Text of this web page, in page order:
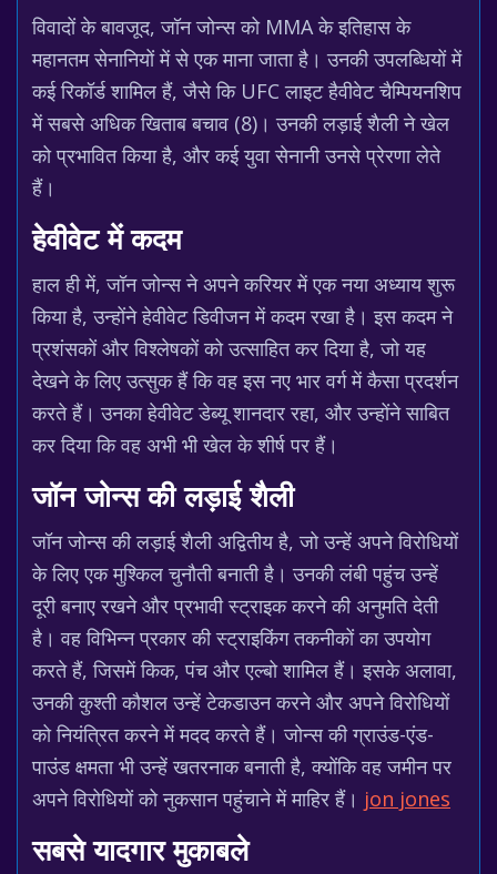
विवादों के बावजूद, जॉन जोन्स को MMA के इतिहास के
महानतम सेनानियों में से एक माना जाता है। उनकी उपलब्धियों में
कई रिकॉर्ड शामिल हैं, जैसे कि UFC लाइट हैवीवेट चैम्पियनशिप
में सबसे अधिक खिताब बचाव (8)। उनकी लड़ाई शैली ने खेल
को प्रभावित किया है, और कई युवा सेनानी उनसे प्रेरणा लेते
हैं।
हेवीवेट में कदम
हाल ही में, जॉन जोन्स ने अपने करियर में एक नया अध्याय शुरू
किया है, उन्होंने हेवीवेट डिवीजन में कदम रखा है। इस कदम ने
प्रशंसकों और विश्लेषकों को उत्साहित कर दिया है, जो यह
देखने के लिए उत्सुक हैं कि वह इस नए भार वर्ग में कैसा प्रदर्शन
करते हैं। उनका हेवीवेट डेब्यू शानदार रहा, और उन्होंने साबित
कर दिया कि वह अभी भी खेल के शीर्ष पर हैं।
जॉन जोन्स की लड़ाई शैली
जॉन जोन्स की लड़ाई शैली अद्वितीय है, जो उन्हें अपने विरोधियों
के लिए एक मुश्किल चुनौती बनाती है। उनकी लंबी पहुंच उन्हें
दूरी बनाए रखने और प्रभावी स्ट्राइक करने की अनुमति देती
है। वह विभिन्न प्रकार की स्ट्राइकिंग तकनीकों का उपयोग
करते हैं, जिसमें किक, पंच और एल्बो शामिल हैं। इसके अलावा,
उनकी कुश्ती कौशल उन्हें टेकडाउन करने और अपने विरोधियों
को नियंत्रित करने में मदद करते हैं। जोन्स की ग्राउंड-एंड-
पाउंड क्षमता भी उन्हें खतरनाक बनाती है, क्योंकि वह जमीन पर
अपने विरोधियों को नुकसान पहुंचाने में माहिर हैं। jon jones
सबसे यादगार मुकाबले